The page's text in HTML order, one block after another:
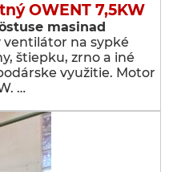
OWENT 7,5KW
masinad
na sypké
štiepku, zrno a iné
využitie. Motor
…